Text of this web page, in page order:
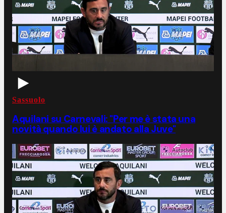
Sassuolo
Aquilani su Carnevali: "Per me è stata una
novità quando lui è andato alla Juve"